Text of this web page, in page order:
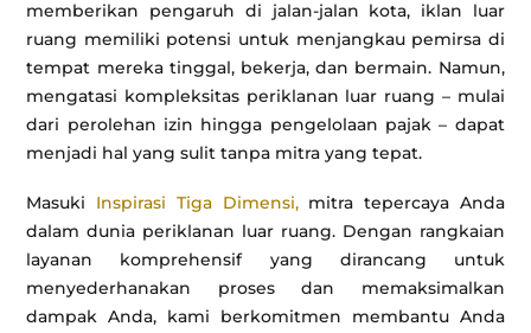
memberikan pengaruh di jalan-jalan kota, iklan luar
ruang memiliki potensi untuk menjangkau pemirsa di
tempat mereka tinggal, bekerja, dan bermain. Namun,
mengatasi kompleksitas periklanan luar ruang – mulai
dari perolehan izin hingga pengelolaan pajak – dapat
menjadi hal yang sulit tanpa mitra yang tepat.
Masuki Inspirasi Tiga Dimensi,mitra tepercaya Anda
dalam dunia periklanan luar ruang. Dengan rangkaian
layanan komprehensif yang dirancang untuk
menyederhanakan proses dan memaksimalkan
dampak Anda, kami berkomitmen membantu Anda